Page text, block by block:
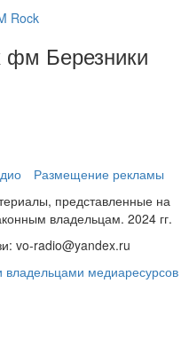
Rock
Березники
Размещение рекламы
представленные на
владельцам. 2024 гг.
vo-radio@yandex.ru
медиаресурсов